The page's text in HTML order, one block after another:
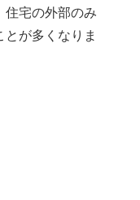
住宅の外部のみ
が多くなりま